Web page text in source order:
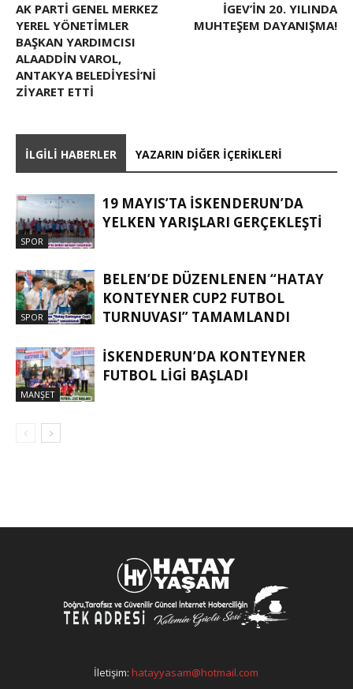
AK PARTİ GENEL MERKEZ
YEREL YÖNETİMLER
BAŞKAN YARDIMCISI
ALAADDİN VAROL,
ANTAKYA BELEDİYESİ’Nİ
ZİYARET ETTİ
İGEV’IN 20. YILINDA
MUHTEŞEM DAYANIŞMA!
İLGILI HABERLER YAZARIN DIĞER İÇERIKLERI
SPOR
19 MAYIS’TA İSKENDERUN’DA
YELKEN YARIŞLARI GERÇEKLEŞTI
SPOR
BELEN’DE DÜZENLENEN “HATAY
KONTEYNER CUP2 FUTBOL
TURNUVASI” TAMAMLANDI
MANŞET
İSKENDERUN’DA KONTEYNER
FUTBOL LİGİ BAŞLADI
İletişim:hatayyasam@hotmail.com